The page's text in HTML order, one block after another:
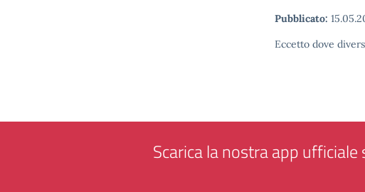
Pubblicato:
Eccetto dove
Scarica la nostra app ufficiale